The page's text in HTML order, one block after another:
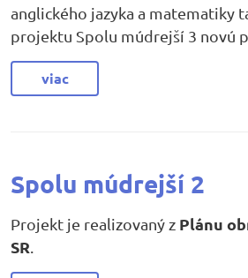
anglického jazyka a matematiky
projektu Spolu múdrejší 3 novú
viac
Spolu múdrejší 2
Projekt je realizovaný z Plánu
SR